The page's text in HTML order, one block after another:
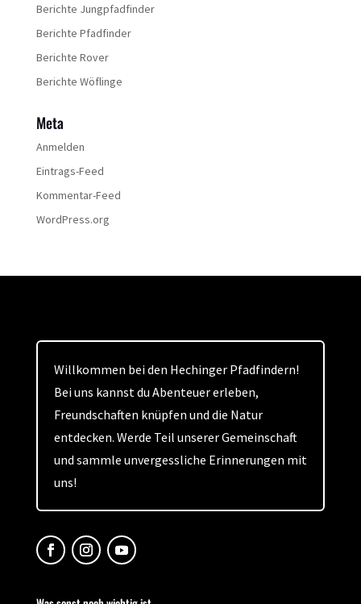
Berichte Jungpfadfinder
Berichte Pfadfinder
Berichte Rover
Berichte Wöflinge
Meta
Anmelden
Eintrags-Feed
Kommentar-Feed
WordPress.org
Willkommen bei den Hechinger Pfadfindern!
Bei uns kannst du Abenteuer erleben,
Freundschaften knüpfen und die Natur
entdecken. Werde Teil unserer Gemeinschaft
und sammle unvergessliche Erinnerungen mit
uns!